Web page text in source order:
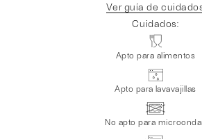
Ver guía de
Cuidados:
Apto para alimentos
Apto para lavavajillas
No apto para